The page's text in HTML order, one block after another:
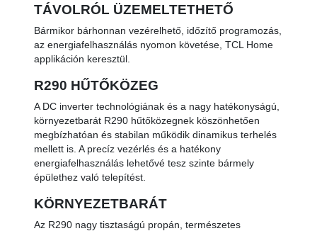
TÁVOLRÓL ÜZEMELTETHETŐ
Bármikor bárhonnan vezérelhető, időzítő programozás,
az energiafelhasználás nyomon követése, TCL Home
applikáción keresztül.
R290 HŰTŐKÖZEG
A DC inverter technológiának és a nagy hatékonyságú,
környezetbarát R290 hűtőközegnek köszönhetően
megbízhatóan és stabilan működik dinamikus terhelés
mellett is. A precíz vezérlés és a hatékony
energiafelhasználás lehetővé tesz szinte bármely
épülethez való telepítést.
KÖRNYEZETBARÁT
Az R290 nagy tisztaságú propán, természetes